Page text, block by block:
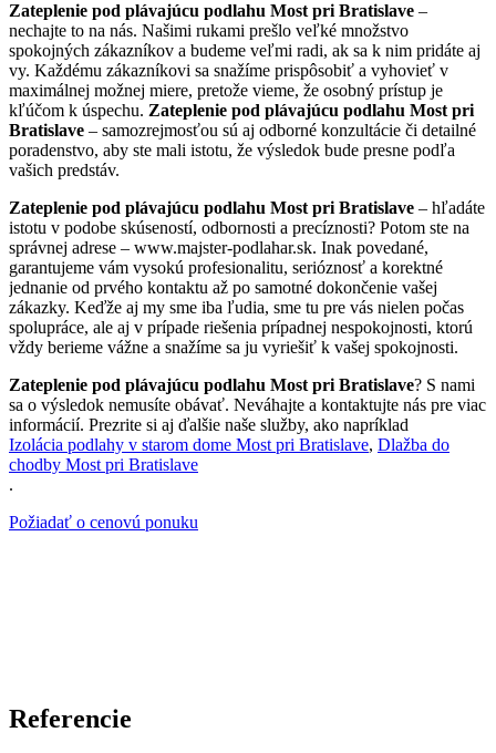
Zateplenie pod plávajúcu podlahu Most pri Bratislave –
nechajte to na nás. Našimi rukami prešlo veľké množstvo
spokojných zákazníkov a budeme veľmi radi, ak sa k nim pridáte aj
vy. Každému zákazníkovi sa snažíme prispôsobiť a vyhovieť v
maximálnej možnej miere, pretože vieme, že osobný prístup je
kľúčom k úspechu. Zateplenie pod plávajúcu podlahu Most pri
Bratislave – samozrejmosťou sú aj odborné konzultácie či detailné
poradenstvo, aby ste mali istotu, že výsledok bude presne podľa
vašich predstáv.
Zateplenie pod plávajúcu podlahu Most pri Bratislave – hľadáte
istotu v podobe skúseností, odbornosti a precíznosti? Potom ste na
správnej adrese – www.majster-podlahar.sk. Inak povedané,
garantujeme vám vysokú profesionalitu, serióznosť a korektné
jednanie od prvého kontaktu až po samotné dokončenie vašej
zákazky. Keďže aj my sme iba ľudia, sme tu pre vás nielen počas
spolupráce, ale aj v prípade riešenia prípadnej nespokojnosti, ktorú
vždy berieme vážne a snažíme sa ju vyriešiť k vašej spokojnosti.
Zateplenie pod plávajúcu podlahu Most pri Bratislave? S nami
sa o výsledok nemusíte obávať. Neváhajte a kontaktujte nás pre viac
informácií. Prezrite si aj ďalšie naše služby, ako napríklad
Izolácia podlahy v starom dome Most pri Bratislave, Dlažba do
chodby Most pri Bratislave
.
Požiadať o cenovú ponuku
Referencie